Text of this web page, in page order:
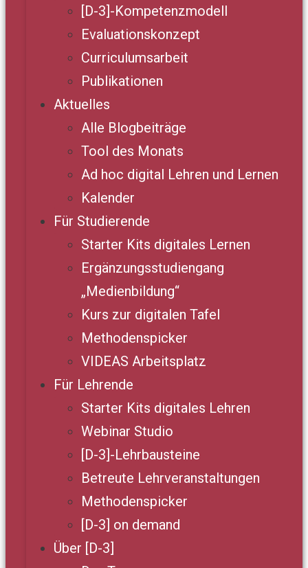
[D-3]-Kompetenzmodell
Evaluationskonzept
Curriculumsarbeit
Publikationen
Aktuelles
Alle Blogbeiträge
Tool des Monats
Ad hoc digital Lehren und Lernen
Kalender
Für Studierende
Starter Kits digitales Lernen
Ergänzungsstudiengang
„Medienbildung“
Kurs zur digitalen Tafel
Methodenspicker
VIDEAS Arbeitsplatz
Für Lehrende
Starter Kits digitales Lehren
Webinar Studio
[D-3]-Lehrbausteine
Betreute Lehrveranstaltungen
Methodenspicker
[D-3] on demand
Über [D-3]